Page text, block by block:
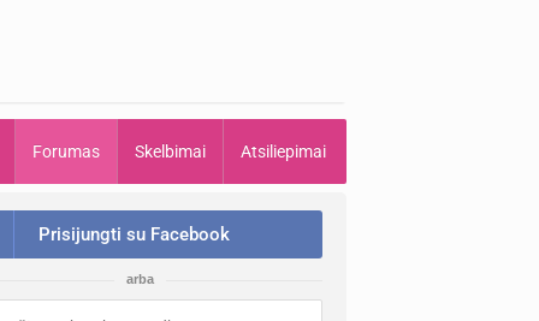
Forumas Skelbimai Atsiliepimai
Prisijungti su Facebook
arba